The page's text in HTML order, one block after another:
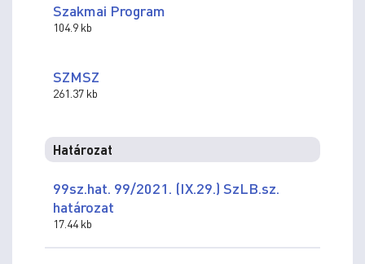
Szakmai Program
104.9 kb
SZMSZ
261.37 kb
Határozat
99sz.hat. 99/2021. (IX.29.) SzLB.sz.
határozat
17.44 kb